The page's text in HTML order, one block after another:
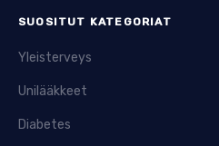
SUOSITUT KATEGORIAT
Yleisterveys
Unilääkkeet
Diabetes